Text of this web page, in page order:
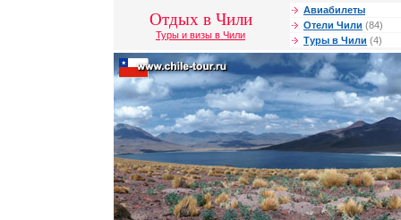
Отдых в Чили
Туры и визы в Чили
Авиабилеты
Отели Чили (84)
Туры в Чили (4)